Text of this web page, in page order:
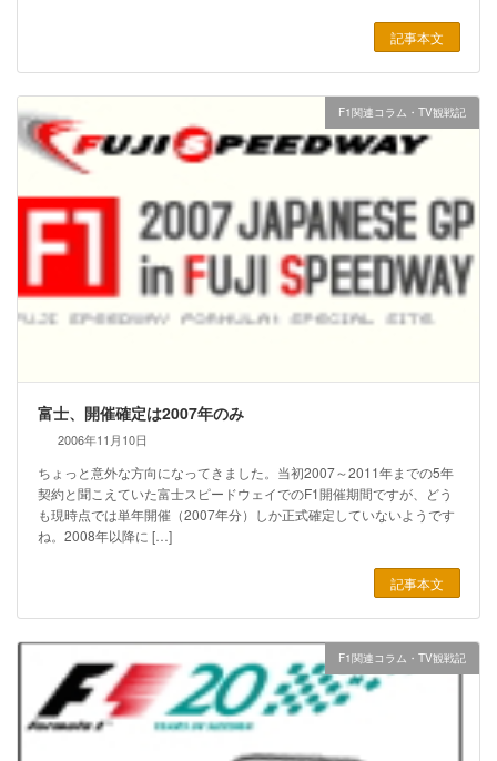
記事本文
F1関連コラム・TV観戦記
富士、開催確定は2007年のみ
2006年11月10日
ちょっと意外な方向になってきました。当初2007～2011年までの5年
契約と聞こえていた富士スピードウェイでのF1開催期間ですが、どう
も現時点では単年開催（2007年分）しか正式確定していないようです
ね。2008年以降に […]
記事本文
F1関連コラム・TV観戦記